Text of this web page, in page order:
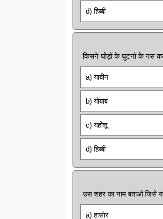
d) हिब्बी
किसने घोड़ों के घुटनों के नस
a) याबीन
b) योबाब
c) यहोशू
d) हिब्बी
उस शहर का नाम बताओं जिसे
a) हासोर